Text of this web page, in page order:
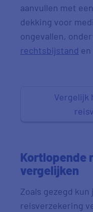
aanvullen met een
dekking voor
ongevallen,
rechtsbijstand
Vergelijk
Kortlopende
vergelijken
Zoals gezegd
reisverzekering